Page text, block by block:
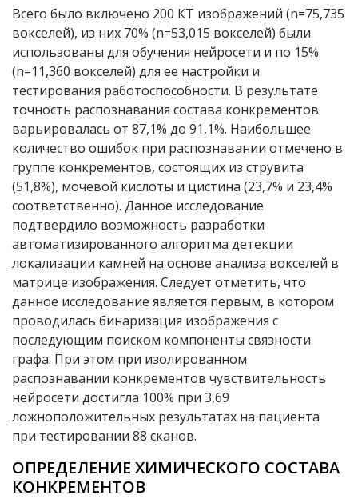
Всего было включено 200 КТ изображений (n=75,735
вокселей), из них 70% (n=53,015 вокселей) были
использованы для обучения нейросети и по 15%
(n=11,360 вокселей) для ее настройки и
тестирования работоспособности. В результате
точность распознавания состава конкрементов
варьировалась от 87,1% до 91,1%. Наибольшее
количество ошибок при распознавании отмечено в
группе конкрементов, состоящих из струвита
(51,8%), мочевой кислоты и цистина (23,7% и 23,4%
соответственно). Данное исследование
подтвердило возможность разработки
автоматизированного алгоритма детекции
локализации камней на основе анализа вокселей в
матрице изображения. Следует отметить, что
данное исследование является первым, в котором
проводилась бинаризация изображения с
последующим поиском компоненты связности
графа. При этом при изолированном
распознавании конкрементов чувствительность
нейросети достигла 100% при 3,69
ложноположительных результатах на пациента
при тестировании 88 сканов.
ОПРЕДЕЛЕНИЕ ХИМИЧЕСКОГО СОСТАВА
КОНКРЕМЕНТОВ